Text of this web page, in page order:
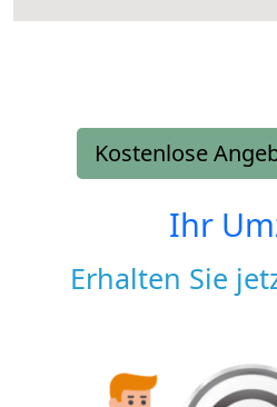
Kostenlose
Ihr
Erhalten Sie